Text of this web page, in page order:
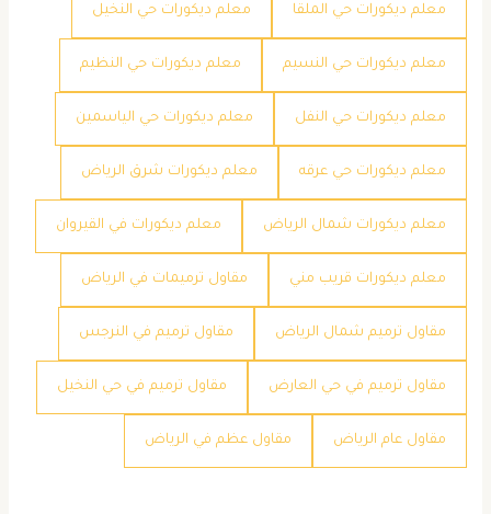
معلم ديكورات حي الملقا معلم ديكورات حي النخيل
معلم ديكورات حي النسيم معلم ديكورات حي النظيم
معلم ديكورات حي النفل معلم ديكورات حي الياسمين
معلم ديكورات حي عرقه معلم ديكورات شرق الرياض
معلم ديكورات شمال الرياض معلم ديكورات في القيروان
معلم ديكورات قريب مني مقاول ترميمات في الرياض
مقاول ترميم شمال الرياض مقاول ترميم في النرجس
مقاول ترميم في حي العارض مقاول ترميم في حي النخيل
مقاول عام الرياض مقاول عظم في الرياض